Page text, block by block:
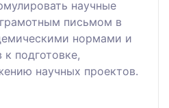
научные
письмом в
нормами и
подготовке,
научных проектов.